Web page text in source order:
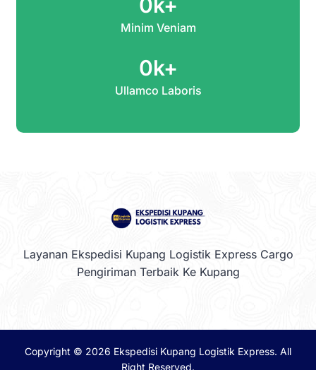
Minim Veniam
Ullamco Laboris
0k+
Layanan Ekspedisi Kupang Logistik Express Cargo
Pengiriman Terbaik Ke Kupang
Copyright © 2026 Ekspedisi Kupang Logistik Express. All
Right Reserved.